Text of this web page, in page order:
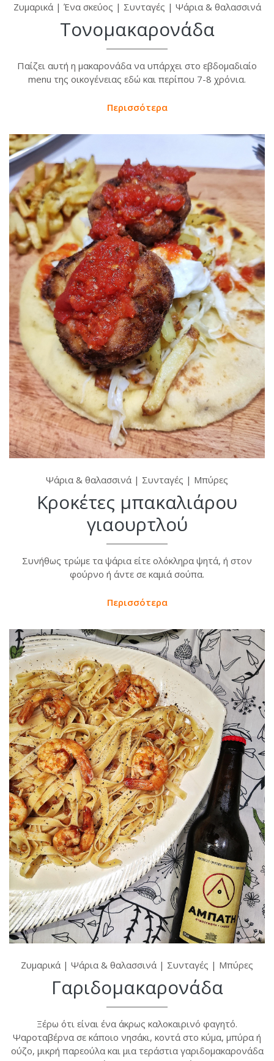
Ζυμαρικά| Ένα σκεύος | Συνταγές | Ψάρια & θαλασσινά
Τονομακαρονάδα
Παίζει αυτή η μακαρονάδα να υπάρχει στο εβδομαδιαίο
menu της οικογένειας εδώ και περίπου 7-8 χρόνια.
Περισσότερα
Ψάρια & θαλασσινά | Συνταγές | Μπύρες
Κροκέτες μπακαλιάρου
γιαουρτλού
Συνήθως τρώμε τα ψάρια είτε ολόκληρα ψητά, ή στον
φούρνο ή άντε σε καμιά σούπα.
Περισσότερα
Ζυμαρικά | Ψάρια & θαλασσινά | Συνταγές | Μπύρες
Γαριδομακαρονάδα
Ξέρω ότι είναι ένα άκρως καλοκαιρινό φαγητό.
Ψαροταβέρνα σε κάποιο νησάκι, κοντά στο κύμα, μπύρα ή
ούζο, μικρή παρεούλα και μια τεράστια γαριδομακαρονάδα